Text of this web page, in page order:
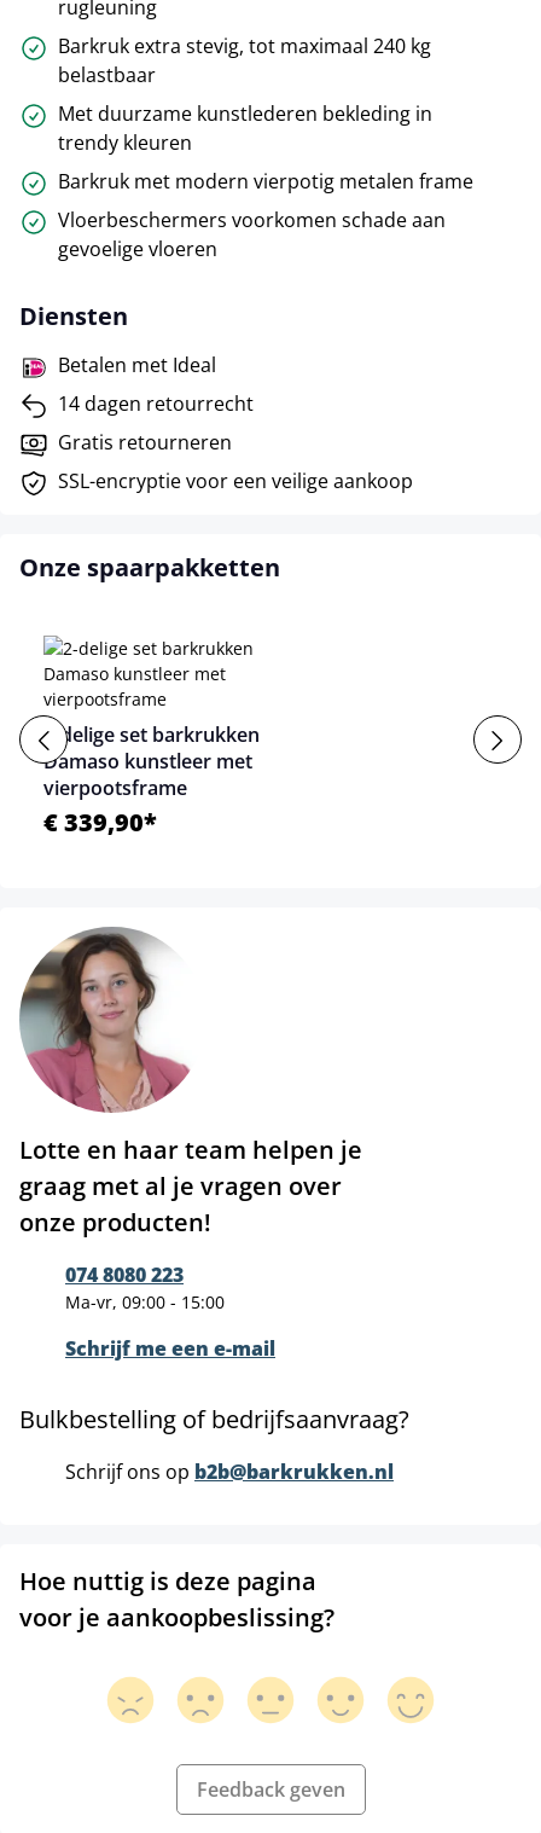
rugleuning
Barkruk extra stevig, tot maximaal 240 kg
belastbaar
Met duurzame kunstlederen bekleding in
trendy kleuren
Barkruk met modern vierpotig metalen frame
Vloerbeschermers voorkomen schade aan
gevoelige vloeren
Diensten
Betalen met Ideal
14 dagen retourrecht
Gratis retourneren
SSL-encryptie voor een veilige aankoop
Onze spaarpakketten
2-delige set barkrukken
Damaso kunstleer met
vierpootsframe
€ 339,90*
Lotte en haar team helpen je
graag met al je vragen over
onze producten!
074 8080 223
Ma-vr, 09:00 - 15:00
Schrijf me een e-mail
Bulkbestelling of bedrijfsaanvraag?
Schrijf ons op b2b@barkrukken.nl
Hoe nuttig is deze pagina
voor je aankoopbeslissing?
Feedback geven